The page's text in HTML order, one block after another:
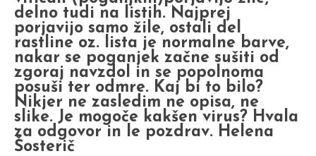
delno tudi na listih. Najprej
porjavijo samo žile, ostali del
rastline oz. lista je normalne barve,
nakar se poganjek začne sušiti od
zgoraj navzdol in se popolnoma
posuši ter odmre. Kaj bi to bilo?
Nikjer ne zasledim ne opisa, ne
slike. Je mogoče kakšen virus? Hvala
za odgovor in le pozdrav. Helena
Šosterič